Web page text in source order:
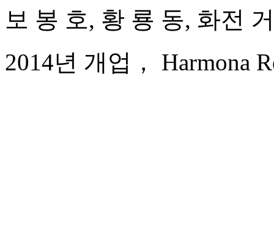
보 봉 호, 황 룡 동, 화전
2014년 개업， Harmona